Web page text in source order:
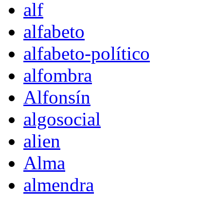
alf
alfabeto
alfabeto-político
alfombra
Alfonsín
algosocial
alien
Alma
almendra